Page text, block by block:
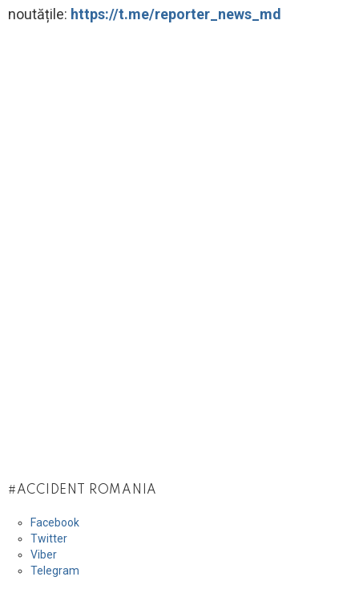
noutățile: https://t.me/reporter_news_md
ACCIDENT ROMANIA
Facebook
Twitter
Viber
Telegram